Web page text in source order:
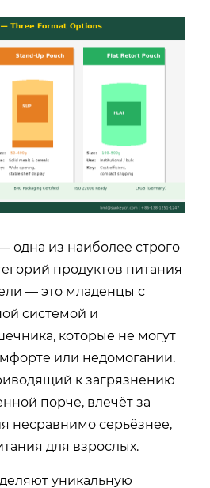
одна из наиболее строго
продуктов питания
— это младенцы с
системой и
которые не могут
или недомогании.
к загрязнению
порче, влечёт за
несравнимо серьёзнее,
для взрослых.
уникальную